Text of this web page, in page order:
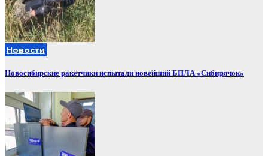
Новости
Новосибирские ракетчики испытали новейший БПЛА «Сибирячок»